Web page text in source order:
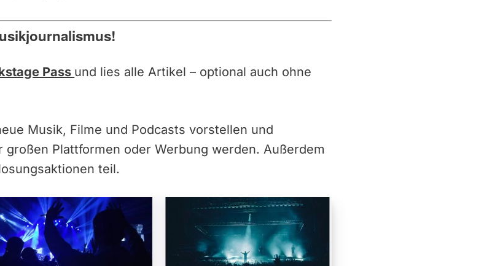
Pass und lies alle Artikel – optional auch ohne
Musik, Filme und Podcasts vorstellen und
Plattformen oder Werbung werden. Außerdem
teil.